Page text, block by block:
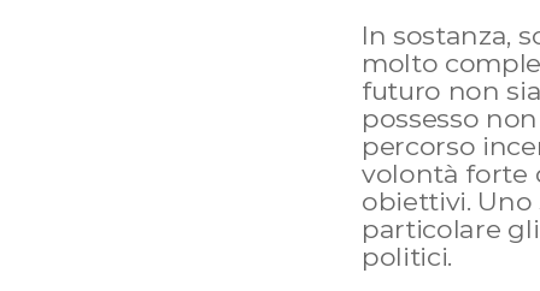
In sostanza,
molto
futuro non
possesso
percorso
volontà forte
obiettivi.
particolare
politici.